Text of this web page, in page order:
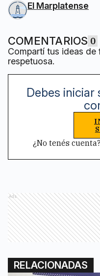
El Marplatense
COMENTARIOS 0
Compartí tus ideas de
respetuosa.
Debes iniciar
¿No tenés cuenta?
Ads
RELACIONADAS